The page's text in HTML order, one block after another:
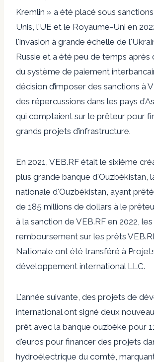
Kremlin » a été placé sous
Unis, l'UE et le Royaume-Uni en
l'invasion à grande échelle de
Russie et a été peu de temps après
du système de paiement
décision d’imposer des sanctions à
des répercussions dans les pays
qui comptaient sur le prêteur pour
grands projets d’infrastructure.
En 2021, VEB.RF était le sixième
plus grande banque d'Ouzbékistan,
nationale d'Ouzbékistan, ayant prêté
de 185 millions de dollars à le
à la sanction de VEB.RF en 2022,
remboursement sur les prêts
Nationale ont été transféré à
développement international LLC.
L'année suivante, des projets de
international ont signé deux
prêt avec la banque ouzbèke pour
d'euros pour financer des projets
hydroélectrique du comté,